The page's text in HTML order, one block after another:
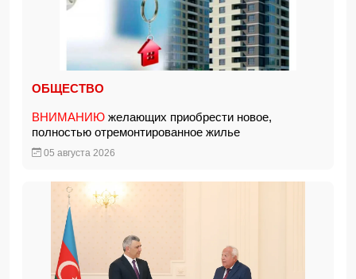
ОБЩЕСТВО
ВНИМАНИЮ желающих приобрести новое,
полностью отремонтированное жилье
05 августа 2026